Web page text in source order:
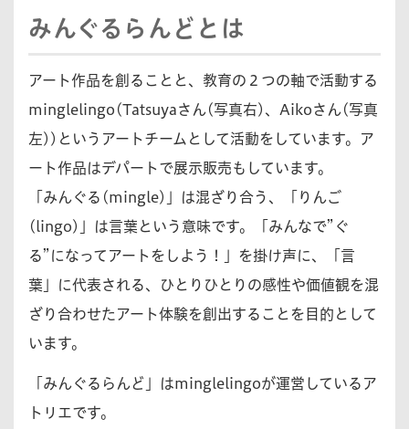
みんぐるらんどとは
アート作品を創ることと、教育の２つの軸で活動する
minglelingo(Tatsuyaさん(写真右)、Aikoさん(写真
左))というアートチームとして活動をしています。ア
ート作品はデパートで展示販売もしています。
「みんぐる(mingle)」は混ざり合う、「りんご
(lingo)」は言葉という意味です。「みんなで”ぐ
る”になってアートをしよう！」を掛け声に、「言
葉」に代表される、ひとりひとりの感性や価値観を混
ざり合わせたアート体験を創出することを目的として
います。
「みんぐるらんど」はminglelingoが運営しているア
トリエです。